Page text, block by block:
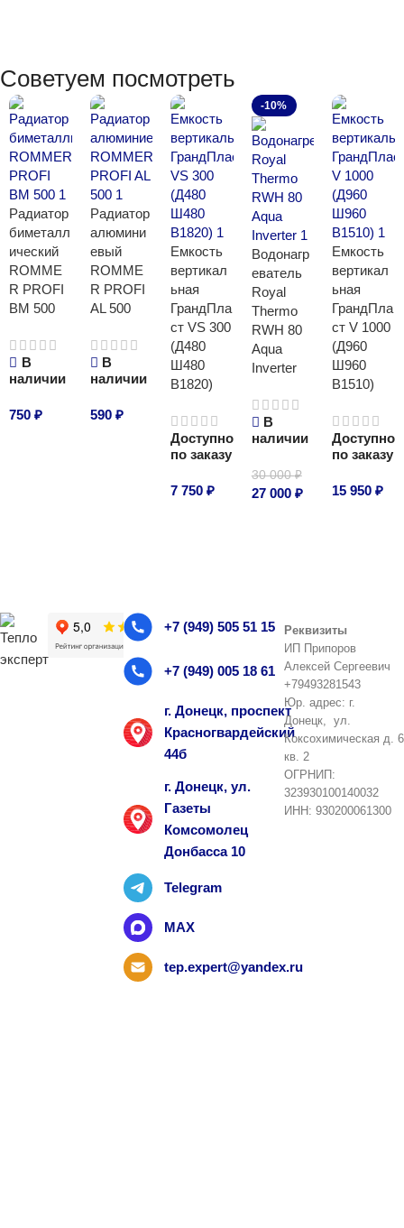
Советуем посмотреть
Радиатор
биметалл
ический
ROMME
R PROFI
BM 500
В
наличии
750 ₽
Радиатор
алюмини
евый
ROMME
R PROFI
AL 500
В
наличии
590 ₽
Емкость
вертикал
ьная
ГрандПла
ст VS 300
(Д480
Ш480
В1820)
Доступно
по заказу
7 750₽
-10%
Водонагр
еватель
Royal
Thermo
RWH 80
Aqua
Inverter
В
наличии
30 000₽
27 000 ₽
Емкость
вертикал
ьная
ГрандПла
ст V 1000
(Д960
Ш960
В1510)
Доступно
по заказу
15 950₽
+7 (949) 505 51 15
+7 (949) 005 18 61
г. Донецк, проспект
Красногвардейский
44б
г. Донецк, ул.
Газеты
Комсомолец
Донбасса 10
Telegram
MAX
tep.expert@yandex.ru
Реквизиты
ИП Припоров
Алексей Сергеевич
+79493281543
Юр. адрес: г.
Донецк, ул.
Коксохимическая д. 6
кв. 2
ОГРНИП:
323930100140032
ИНН: 930200061300